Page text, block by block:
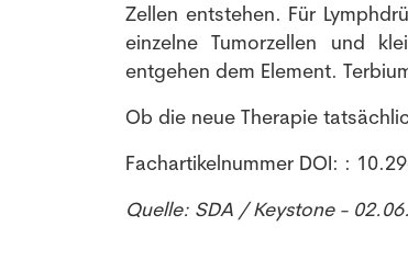
Zellen entstehen. Für
einzelne Tumorzellen und
entgehen dem Element.
Ob die neue Therapie
Fachartikelnummer DOI: :
Quelle: SDA / Keystone -